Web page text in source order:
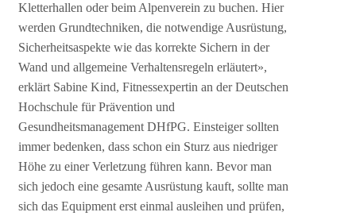
Kletterhallen oder beim Alpenverein zu buchen. Hier
werden Grundtechniken, die notwendige Ausrüstung,
Sicherheitsaspekte wie das korrekte Sichern in der
Wand und allgemeine Verhaltensregeln erläutert»,
erklärt Sabine Kind, Fitnessexpertin an der Deutschen
Hochschule für Prävention und
Gesundheitsmanagement DHfPG. Einsteiger sollten
immer bedenken, dass schon ein Sturz aus niedriger
Höhe zu einer Verletzung führen kann. Bevor man
sich jedoch eine gesamte Ausrüstung kauft, sollte man
sich das Equipment erst einmal ausleihen und prüfen,